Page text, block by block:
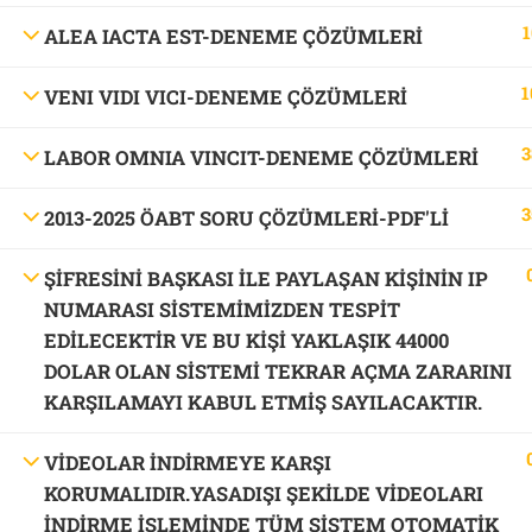
ALEA IACTA EST-DENEME ÇÖZÜMLERİ
VENI VIDI VICI-DENEME ÇÖZÜMLERİ
LABOR OMNIA VINCIT-DENEME ÇÖZÜMLERİ
2013-2025 ÖABT SORU ÇÖZÜMLERİ-PDF'LI
ŞİFRESİNİ BAŞKASI İLE PAYLAŞAN KİŞİNİN IP
NUMARASI SİSTEMİMİZDEN TESPİT
EDİLECEKTİR VE BU KİŞİ YAKLAŞIK 44000
DOLAR OLAN SİSTEMİ TEKRAR AÇMA ZARARINI
KARŞILAMAYI KABUL ETMİŞ SAYILACAKTIR.
VİDEOLAR İNDİRMEYE KARŞI
KORUMALIDIR.YASADIŞI ŞEKİLDE VİDEOLARI
İNDİRME İŞLEMİNDE TÜM SİSTEM OTOMATİK